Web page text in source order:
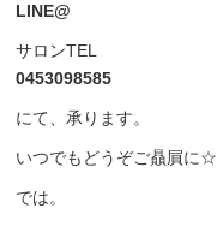
LINE@
サロンTEL
0453098585
にて、承ります。
いつでもどうぞご贔屓に☆
では。